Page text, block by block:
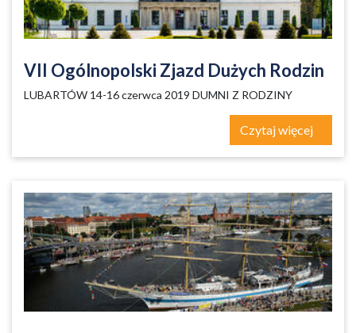
VII Ogólnopolski Zjazd Dużych Rodzin
LUBARTÓW 14-16 czerwca 2019­­­ DUMNI Z RODZINY
Czytaj więcej